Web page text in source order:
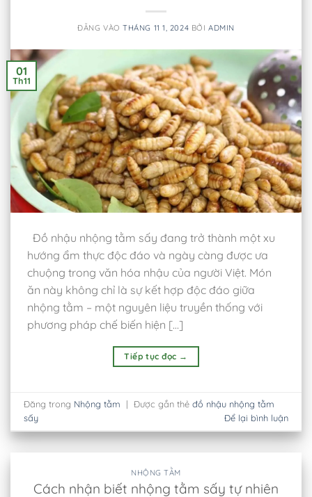
ĐĂNG VÀOTHÁNG 11 1, 2024 BỞI ADMIN
01
Th11
Đồ nhậu nhộng tằm sấy đang trở thành một xu
hướng ẩm thực độc đáo và ngày càng được ưa
chuộng trong văn hóa nhậu của người Việt. Món
ăn này không chỉ là sự kết hợp độc đáo giữa
nhộng tằm – một nguyên liệu truyền thống với
phương pháp chế biến hiện […]
Tiếp tục đọc →
Đăng trong Nhộng tằm | Được gắn thẻđồ nhậu nhộng tằm
sấy
Để lại bình luận
NHỘNG TẰM
Cách nhận biết nhộng tằm sấy tự nhiên